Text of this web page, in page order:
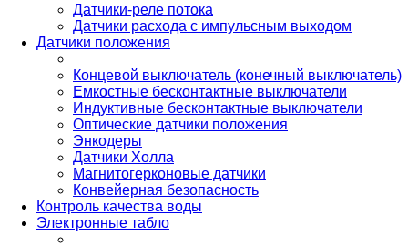
Датчики-реле потока
Датчики расхода с импульсным выходом
Датчики положения
Концевой выключатель (конечный выключатель)
Емкостные бесконтактные выключатели
Индуктивные бесконтактные выключатели
Оптические датчики положения
Энкодеры
Датчики Холла
Магнитогерконовые датчики
Конвейерная безопасность
Контроль качества воды
Электронные табло